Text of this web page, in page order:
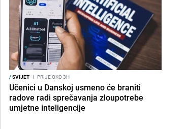
/SVIJET I PRIJE OKO 3H
Učenici u Danskoj usmeno će braniti
radove radi sprečavanja zloupotrebe
umjetne inteligencije